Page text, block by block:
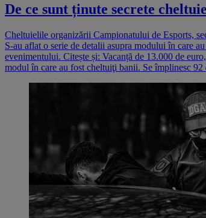
De ce sunt ținute secrete
Cheltuielile organizării Campionatului de Esports,
S-au aflat o serie de detalii asupra modului în care
evenimentului. Citește și: Vacanță de 13.000 de
modul în care au fost cheltuiţi banii. Se împlinesc